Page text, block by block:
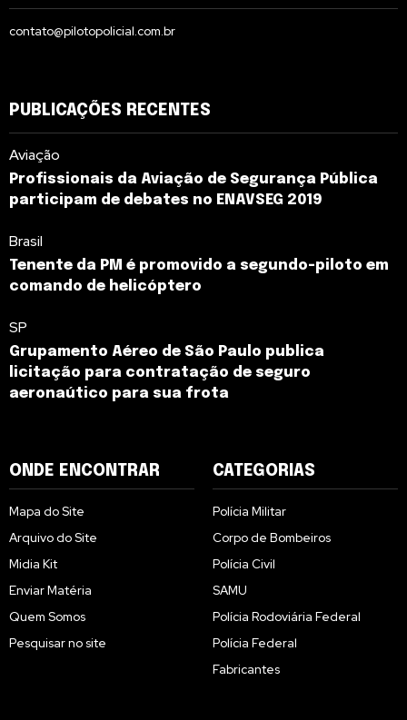
contato@pilotopolicial.com.br
PUBLICAÇÕES RECENTES
Aviação
Profissionais da Aviação de Segurança Pública
participam de debates no ENAVSEG 2019
Brasil
Tenente da PM é promovido a segundo-piloto em
comando de helicóptero
SP
Grupamento Aéreo de São Paulo publica
licitação para contratação de seguro
aeronaútico para sua frota
ONDE ENCONTRAR
Mapa do Site
Arquivo do Site
Midia Kit
Enviar Matéria
Quem Somos
Pesquisar no site
CATEGORIAS
Polícia Militar
Corpo de Bombeiros
Polícia Civil
SAMU
Polícia Rodoviária Federal
Polícia Federal
Fabricantes